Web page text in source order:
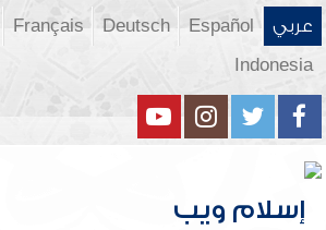
عربي Español
Deutsch
Français
Indonesia